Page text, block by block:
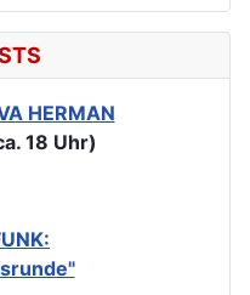
HERMAN
18 Uhr)